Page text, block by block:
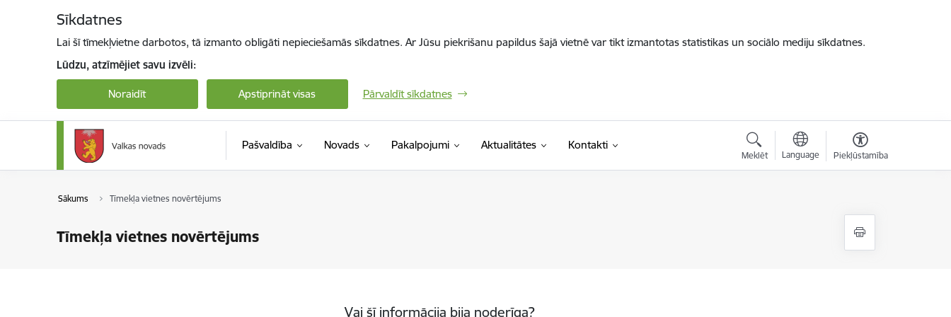
Sīkdatnes
Lai šī tīmekļvietne darbotos, tā izmanto obligāti nepieciešamās sīkdatnes. Ar Jūsu piekrišanu papildus šajā vietnē var tikt izmantotas statistikas un sociālo mediju sīkdatnes.
Lūdzu, atzīmējiet savu izvēli:
Noraidīt Apstiprināt visas Pārvaldīt sīkdatnes
Pašvaldība Novads Pakalpojumi Aktualitātes Kontakti
Meklēt Language Piekļūstamība
Sākums Tīmekļa vietnes novērtējums
Tīmekļa vietnes novērtējums
Vai šī informācija bija noderīga?